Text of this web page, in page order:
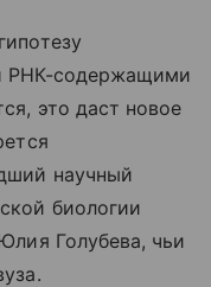
РНК-содержащими
это даст новое
научный
биологии
Голубева, чьи